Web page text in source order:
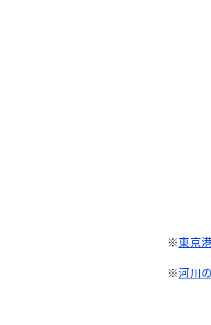
※東京
※河川